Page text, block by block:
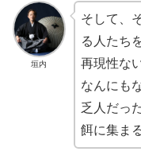
垣内
そして、
る人たち
再現性な
なんにも
乏人だっ
餌に集ま